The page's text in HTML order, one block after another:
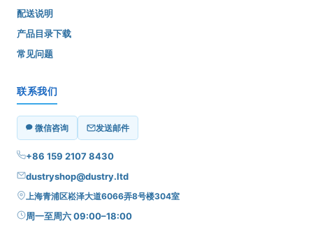
配送说明
产品目录下载
常见问题
联系我们
微信咨询 发送邮件
+86 159 2107 8430
dustryshop@dustry.ltd
上海青浦区崧泽大道6066弄8号楼304室
周一至周六 09:00–18:00